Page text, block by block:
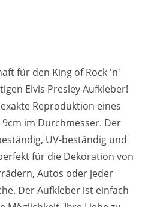
für den King of Rock 'n'
Elvis Presley Aufkleber!
Reproduktion eines
im Durchmesser. Der
UV-beständig und
für die Dekoration von
Autos oder jeder
Der Aufkleber ist einfach